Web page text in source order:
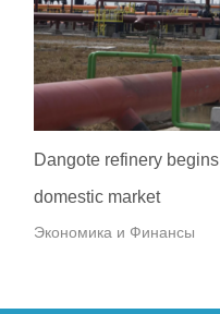
Dangote refinery
domestic market
Экономика и Финансы